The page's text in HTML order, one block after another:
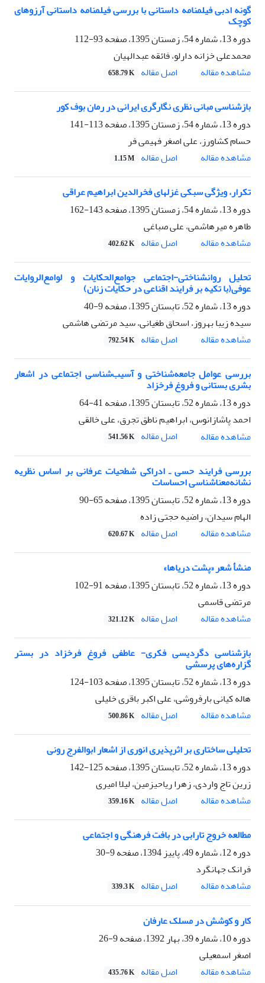
گونه ادبی فیلمنامه داستانی با بررسی فیلمنامه داستانی آرزوهای
کوچک
دوره 13، شماره 54، زمستان 1395، صفحه
93-112
محمدعلی خزانه دارلو، فائقه عبدالهیان
مشاهده مقاله
اصل مقاله 658.79 K
بازشناسی مبانی نظری نگارگری ایرانی در رمان بوف‌ کور
دوره 13، شماره 54، زمستان 1395، صفحه
113-141
حسام کشاورز، علی اصغر فهیمی فر
مشاهده مقاله
اصل مقاله 1.15 M
تکرار، ویژگی سبکی غزلهای فخرالدین ابراهیم عراقی
دوره 13، شماره 54، زمستان 1395، صفحه
143-162
طاهره میرهاشمی، علی صباغی
مشاهده مقاله
اصل مقاله 402.62 K
تحلیل روانشناختی-اجتماعی جوامع‌الحکایات و لوامع‌الروایات
عوفی(با تکیه بر فرایند اقناعی در حکایات زنان)
دوره 13، شماره 52، تابستان 1395، صفحه
9-40
سیده زیبا بهروز، اسحاق طغیانی، سید مرتضی هاشمی
مشاهده مقاله
اصل مقاله 792.54 K
بررسی عوامل جامعه‌شناختی و آسیب‌شناسی اجتماعی در اشعار
بشری بستانی و فروغ فرخزاد
دوره 13، شماره 52، تابستان 1395، صفحه
41-64
احمد پاشازانوس، ابراهیم ناطق تجرق، علی خالقی
مشاهده مقاله
اصل مقاله 541.56 K
بررسی فرایند حسی ـ ادراکی شطحیات عرفانی بر اساس نظریه
نشانه‌معنا‌شناسی احساسات
دوره 13، شماره 52، تابستان 1395، صفحه
65-90
الهام سیدان، راضیه حجتی زاده
مشاهده مقاله
اصل مقاله 620.67 K
منشأ شعر «پشت دریاها»
دوره 13، شماره 52، تابستان 1395، صفحه
91-102
مرتضی قاسمی
مشاهده مقاله
اصل مقاله 321.12 K
بازشناسی دگردیسی فکری- عاطفی فروغ فرخزاد در بستر
گزاره‌های پرسشی
دوره 13، شماره 52، تابستان 1395، صفحه
103-124
هاله کیانی بارفروشی، علی اکبر باقری خلیلی
مشاهده مقاله
اصل مقاله 500.86 K
تحلیلی ساختاری بر اثر‌‌پذیری انوری از اشعار ابوالفرج رونی
دوره 13، شماره 52، تابستان 1395، صفحه
125-142
زرین تاج واردی، زهرا ریاحیزمین، لیلا امیری
مشاهده مقاله
اصل مقاله 359.16 K
مطالعه خروج تارابی در بافت فرهنگی و اجتماعی
دوره 12، شماره 49، پاییز 1394، صفحه
9-30
فرانک جهانگرد
مشاهده مقاله
اصل مقاله 339.3 K
کار و کوشش در مسلک عارفان
دوره 10، شماره 39، بهار 1392، صفحه
9-26
اصغر اسمعیلی
مشاهده مقاله
اصل مقاله 435.76 K